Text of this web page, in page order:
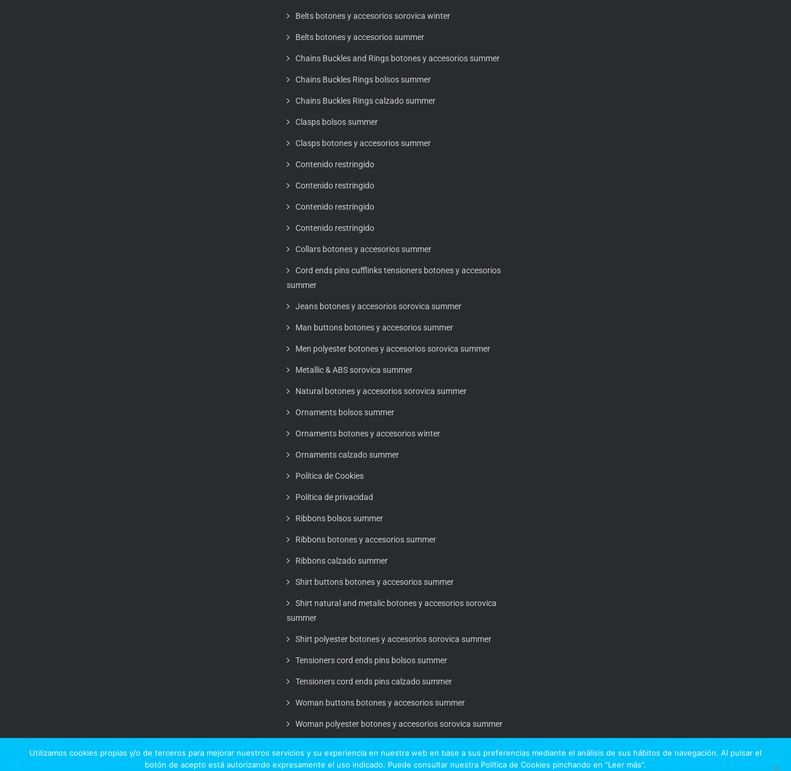
Belts botones y accesorios sorovica winter
Belts botones y accesorios summer
Chains Buckles and Rings botones y accesorios summer
Chains Buckles Rings bolsos summer
Chains Buckles Rings calzado summer
Clasps bolsos summer
Clasps botones y accesorios summer
Contenido restringido
Contenido restringido
Contenido restringido
Contenido restringido
Collars botones y accesorios summer
Cord ends pins cufflinks tensioners botones y accesorios
summer
Jeans botones y accesorios sorovica summer
Man buttons botones y accesorios summer
Men polyester botones y accesorios sorovica summer
Metallic & ABS sorovica summer
Natural botones y accesorios sorovica summer
Ornaments bolsos summer
Ornaments botones y accesorios winter
Ornaments calzado summer
Política de Cookies
Política de privacidad
Ribbons bolsos summer
Ribbons botones y accesorios summer
Ribbons calzado summer
Shirt buttons botones y accesorios summer
Shirt natural and metalic botones y accesorios sorovica
summer
Shirt polyester botones y accesorios sorovica summer
Tensioners cord ends pins bolsos summer
Tensioners cord ends pins calzado summer
Woman buttons botones y accesorios summer
Woman polyester botones y accesorios sorovica summer
Utilizamos cookies propias y/o de terceros para mejorar nuestros servicios y su experiencia en nuestra web en base a sus preferencias mediante el análisis de sus hábitos de navegación. Al pulsar el
botón de acepto está autorizando expresamente el uso indicado. Puede consultar nuestra Política de Cookies pinchando en "Leer más".